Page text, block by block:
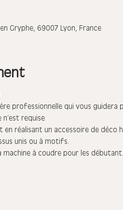
Gryphe, 69007 Lyon, France
professionnelle qui vous guidera
requise
réalisant un accessoire de déco
unis ou à motifs.
machine à coudre pour les